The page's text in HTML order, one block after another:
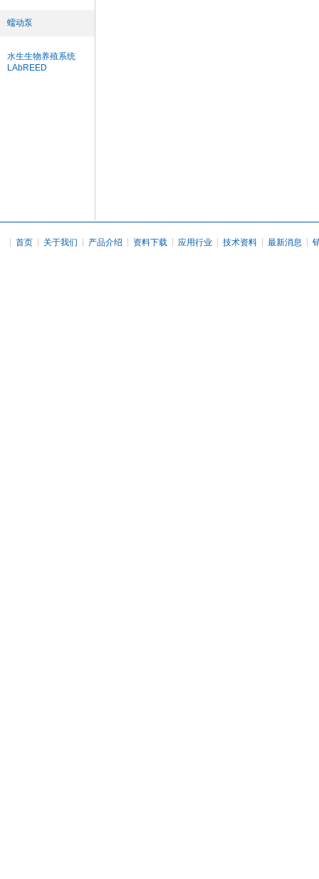
蠕动泵
水生生物养殖系统
LAbREED
首页 关于我们 产品介绍 资料下载 应用行业 技术资料 最新消息